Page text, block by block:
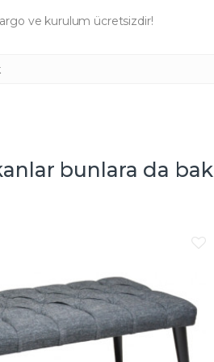
ve kurulum ücretsizdir!
bunlara da